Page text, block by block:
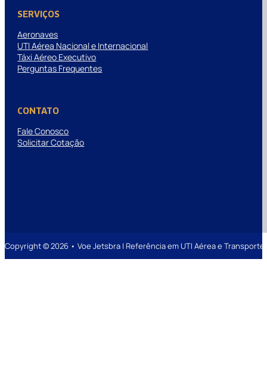
SERVIÇOS
Aeronaves
UTI Aérea Nacional e Internacional
Táxi Aéreo Executivo
Perguntas Frequentes
CONTATO
Fale Conosco
Solicitar Cotação
Copyright © 2026 • Voe Jetsbra | Referência em UTI Aérea e